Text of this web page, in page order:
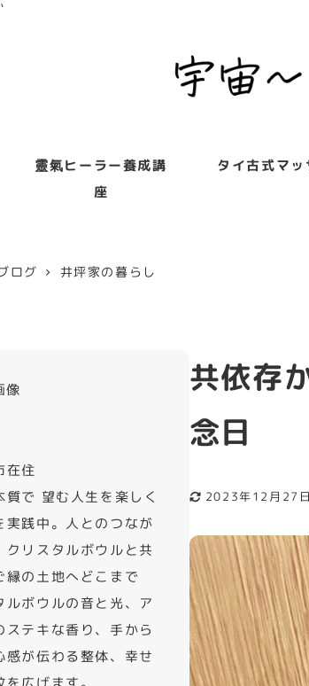
靈氣ヒーラー養成講
座
タイ古式マ
ログ 井坪家の暮らし
共依存
念日
更新日
2023年12月27日
在住
質で 望む人生を楽しく
実践中。人とのつなが
クリスタルボウルと共
縁の土地へどこまで
ルボウルの音と光、ア
ステキな香り、手から
感が伝わる整体、幸せ